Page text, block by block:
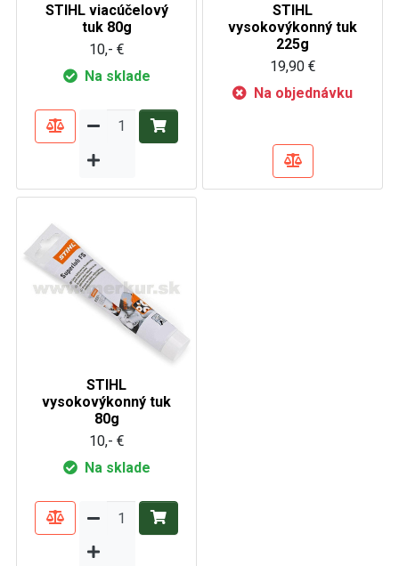
STIHL viacúčelový
tuk 80g
10,- €
Na sklade
STIHL
vysokovýkonný tuk
225g
19,90 €
Na objednávku
STIHL
vysokovýkonný tuk
80g
10,- €
Na sklade